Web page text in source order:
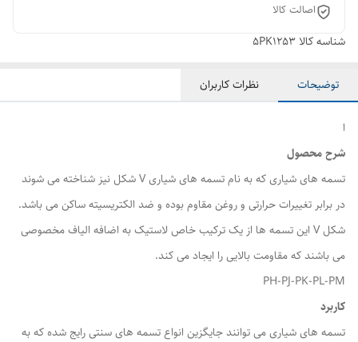
اصالت کالا
شناسه کالا 5PK1253
توضیحات نظرات کاربران
ا
شرح محصول
تسمه های شیاری که به نام تسمه های شیاری V شکل نیز شناخته می شوند
در برابر تغییرات حرارتی و روغن مقاوم بوده و ضد الکتریسیته ساکن می باشد.
شکل V این تسمه ها از یک ترکیب خاص لاستیک به اضافه الیاف مخصوصی
می باشند که مقاومت بالایی را ایجاد می کند.
PH-PJ-PK-PL-PM
کاربرد
تسمه های شیاری می توانند جایگزین انواع تسمه های سنتی رایج شده که به